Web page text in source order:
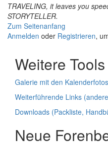
TRAVELING, it leaves you
STORYTELLER.
Zum Seitenanfang
Anmelden oder Registrieren,
Weitere Tools
Galerie mit den Kalenderfotos
Weiterführende Links
Downloads (Packliste,
Neue